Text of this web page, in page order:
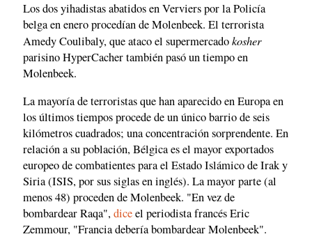
Los dos yihadistas abatidos en Verviers por la Policía
belga en enero procedían de Molenbeek. El terrorista
Amedy Coulibaly, que ataco el supermercadokosher
parisino HyperCacher también pasó un tiempo en
Molenbeek.
La mayoría de terroristas que han aparecido en Europa en
los últimos tiempos procede de un único barrio de seis
kilómetros cuadrados; una concentración sorprendente. En
relación a su población, Bélgica es el mayor exportados
europeo de combatientes para el Estado Islámico de Irak y
Siria (ISIS, por sus siglas en inglés). La mayor parte (al
menos 48) proceden de Molenbeek. "En vez de
bombardear Raqa",diceel periodista francés Eric
Zemmour, "Francia debería bombardear Molenbeek".